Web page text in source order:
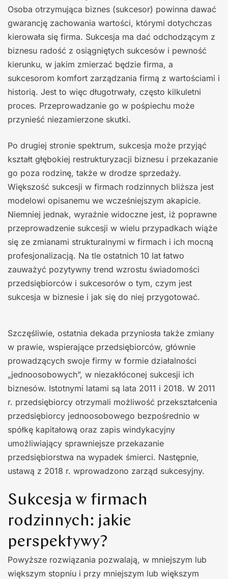
Osoba otrzymująca biznes (sukcesor) powinna dawać
gwarancję zachowania wartości, którymi dotychczas
kierowała się firma. Sukcesja ma dać odchodzącym z
biznesu radość z osiągniętych sukcesów i pewność
kierunku, w jakim zmierzać będzie firma, a
sukcesorom komfort zarządzania firmą z wartościami i
historią. Jest to więc długotrwały, często kilkuletni
proces. Przeprowadzanie go w pośpiechu może
przynieść niezamierzone skutki.
Po drugiej stronie spektrum, sukcesja może przyjąć
kształt głębokiej restrukturyzacji biznesu i przekazanie
go poza rodzinę, także w drodze sprzedaży.
Większość sukcesji w firmach rodzinnych bliższa jest
modelowi opisanemu we wcześniejszym akapicie.
Niemniej jednak, wyraźnie widoczne jest, iż poprawne
przeprowadzenie sukcesji w wielu przypadkach wiąże
się ze zmianami strukturalnymi w firmach i ich mocną
profesjonalizacją. Na tle ostatnich 10 lat łatwo
zauważyć pozytywny trend wzrostu świadomości
przedsiębiorców i sukcesorów o tym, czym jest
sukcesja w biznesie i jak się do niej przygotować.
Szczęśliwie, ostatnia dekada przyniosła także zmiany
w prawie, wspierające przedsiębiorców, głównie
prowadzących swoje firmy w formie działalności
„jednoosobowych”, w niezakłóconej sukcesji ich
biznesów. Istotnymi latami są lata 2011 i 2018. W 2011
r. przedsiębiorcy otrzymali możliwość przekształcenia
przedsiębiorcy jednoosobowego bezpośrednio w
spółkę kapitałową oraz zapis windykacyjny
umożliwiający sprawniejsze przekazanie
przedsiębiorstwa na wypadek śmierci. Następnie,
ustawą z 2018 r. wprowadzono zarząd sukcesyjny.
Sukcesja w firmach
rodzinnych: jakie
perspektywy?
Powyższe rozwiązania pozwalają, w mniejszym lub
większym stopniu i przy mniejszym lub większym